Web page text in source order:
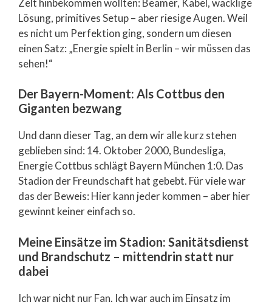
Lösung, primitives Setup – aber riesige Augen. Weil
es nicht um Perfektion ging, sondern um diesen
einen Satz: „Energie spielt in Berlin – wir müssen das
sehen!“
Der Bayern-Moment: Als Cottbus den
Giganten bezwang
Und dann dieser Tag, an dem wir alle kurz stehen
geblieben sind: 14. Oktober 2000, Bundesliga,
Energie Cottbus schlägt Bayern München 1:0. Das
Stadion der Freundschaft hat gebebt. Für viele war
das der Beweis: Hier kann jeder kommen – aber hier
gewinnt keiner einfach so.
Meine Einsätze im Stadion: Sanitätsdienst
und Brandschutz – mittendrin statt nur
dabei
Ich war nicht nur Fan. Ich war auch im Einsatz im